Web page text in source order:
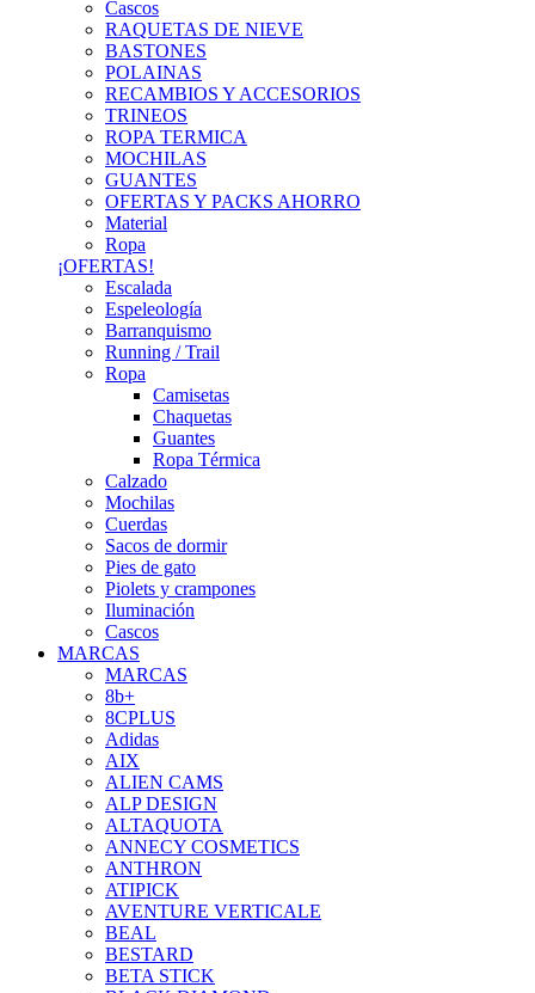
Cascos
RAQUETAS DE NIEVE
BASTONES
POLAINAS
RECAMBIOS Y ACCESORIOS
TRINEOS
ROPA TERMICA
MOCHILAS
GUANTES
OFERTAS Y PACKS AHORRO
Material
Ropa
¡OFERTAS!
Escalada
Espeleología
Barranquismo
Running / Trail
Ropa
Camisetas
Chaquetas
Guantes
Ropa Térmica
Calzado
Mochilas
Cuerdas
Sacos de dormir
Pies de gato
Piolets y crampones
Iluminación
Cascos
MARCAS
MARCAS
8b+
8CPLUS
Adidas
AIX
ALIEN CAMS
ALP DESIGN
ALTAQUOTA
ANNECY COSMETICS
ANTHRON
ATIPICK
AVENTURE VERTICALE
BEAL
BESTARD
BETA STICK